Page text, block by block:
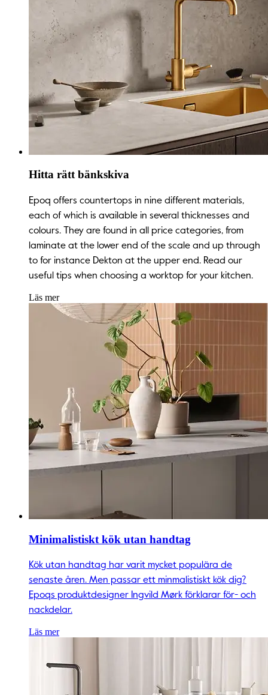
Hitta rätt bänkskiva
Epoq offers countertops in nine different materials,
each of which is available in several thicknesses and
colours. They are found in all price categories, from
laminate at the lower end of the scale and up through
to for instance Dekton at the upper end. Read our
useful tips when choosing a worktop for your kitchen.
Läs mer
Minimalistiskt kök utan handtag
Kök utan handtag har varit mycket populära de
senaste åren. Men passar ett minmalistiskt kök dig?
Epoqs produktdesigner Ingvild Mørk förklarar för- och
nackdelar.
Läs mer